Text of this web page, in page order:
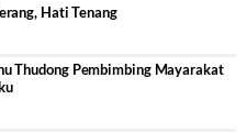
Hati Tenang
Thudong Pembimbing Mayarakat